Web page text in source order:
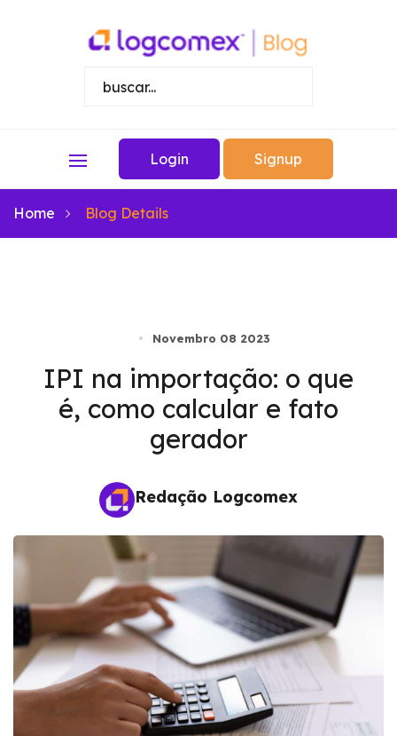
Login Signup
Home Blog Details
Novembro 08 2023
IPI na importação: o que
é, como calcular e fato
gerador
Redação Logcomex